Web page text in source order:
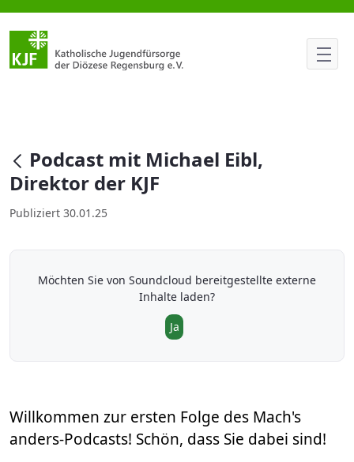
Podcast mit Michael Eibl,
null
Podcast mit Michael Eibl,
Direktor der KJF
Publiziert 30.01.25
Möchten Sie von Soundcloud bereitgestellte externe
Inhalte laden?
Ja
Willkommen zur ersten Folge des Mach's
anders-Podcasts! Schön, dass Sie dabei sind!